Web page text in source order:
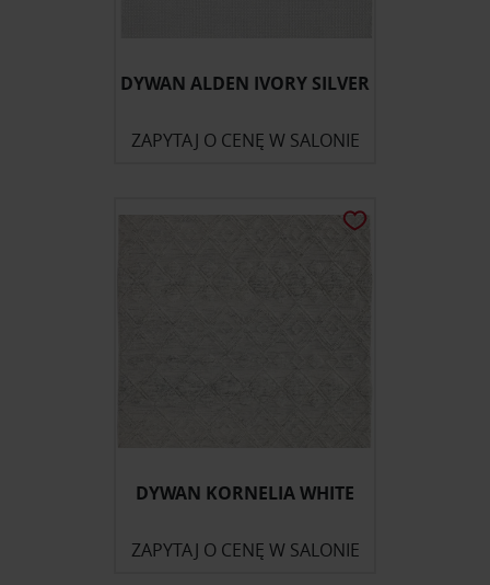
DYWAN ALDEN IVORY SILVER
ZAPYTAJ O CENĘ W SALONIE
DYWAN KORNELIA WHITE
ZAPYTAJ O CENĘ W SALONIE